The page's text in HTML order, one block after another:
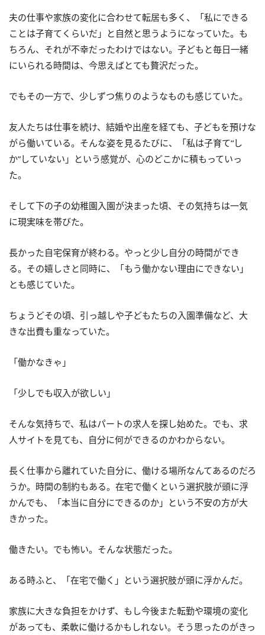
夫の仕事や家族の変化に合わせて転居も多く、「私にできる
ことは子育てくらいだ」と自然と思うようになっていた。も
ちろん、それが不幸だったわけではない。子どもと毎日一緒
にいられる時間は、今思えばとても贅沢だった。
でもその一方で、少しずつ焦りのようなものも感じていた。
友人たちは仕事を続け、結婚や出産を経ても、子どもを預けな
がら働いている。そんな姿を見るたびに、「私は子育て“し
か”していない」という感覚が、心のどこかに積もっていっ
た。
そして下の子の幼稚園入園が決まった頃、その気持ちは一気
に現実味を帯びた。
長かった自宅保育が終わる。やっと少し自分の時間ができ
る。その嬉しさと同時に、「もう働かない理由にできない」
とも感じていた。
ちょうどその頃、引っ越しや子どもたちの入園準備など、大
きな出費も重なっていた。
「働かなきゃ」
「少しでも収入が欲しい」
そんな気持ちで、私はパートの求人を探し始めた。でも、求
人サイトを見ても、自分に何ができるのかわからない。
長く仕事から離れていた自分に、働ける場所なんてあるのだろ
うか。時間の制約もある。在宅で働くという選択肢が頭に浮
かんでも、「本当に自分にできるのか」という不安の方が大
きかった。
働きたい。でも怖い。そんな状態だった。
ある時ふと、「在宅で働く」という選択肢が頭に浮かんだ。
家族に大きな負担をかけず、もし今後また転勤や環境の変化
があっても、柔軟に働けるかもしれない。そう思ったのがきっ